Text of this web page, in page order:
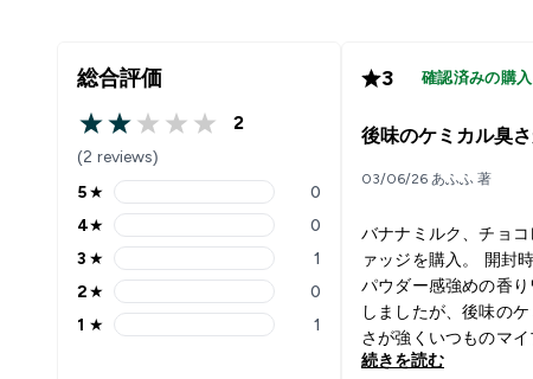
総合評価
2 out of 5 stars
2
(2 reviews)
5 stars rating 0 reviews
5★ 0
4 stars rating 0 reviews
4★ 0
3 stars rating 1 reviews
3 ★ 1
2 stars rating 0 reviews
2★ 0
1 stars rating 1 reviews
1 ★ 1
3 確認済みの購入
後味のケミカル臭
03/06/26 あふふ 著
バナナミルク、チョ
ァッジを購入。 開封
パウダー感強めの香り
しましたが、後味の
さが強くいつものマ
ンでした。
続きを読む